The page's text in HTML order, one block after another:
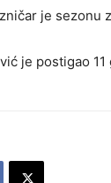
je sezonu
je postigao